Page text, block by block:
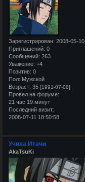
Зарегистрирован: 2008-05-10
Приглашений: 0
Сообщений: 263
Уважение: +4
Позитив: 0
Пол: Мужской
Возраст: 35 [1991-07-08]
Провел на форуме:
21 час 19 минут
Последний визит:
2008-07-11 18:50:58
Учиха Итачи
AkaTsuKi